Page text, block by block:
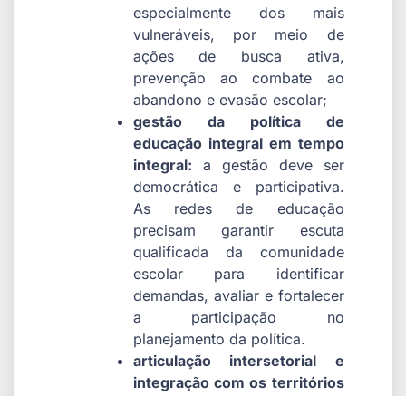
especialmente dos mais
vulneráveis, por meio de
ações de busca ativa,
prevenção ao combate ao
abandono e evasão escolar;
gestão da política de
educação integral em tempo
integral: a gestão deve ser
democrática e participativa.
As redes de educação
precisam garantir escuta
qualificada da comunidade
escolar para identificar
demandas, avaliar e fortalecer
a participação no
planejamento da política.
articulação intersetorial e
integração com os territórios